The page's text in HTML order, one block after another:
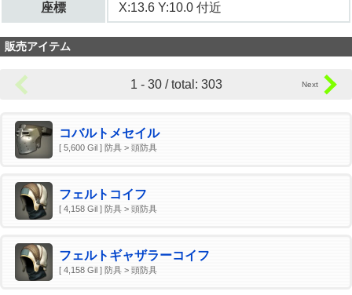
座標 X:13.6 Y:10.0 付近
販売アイテム
1 - 30 / total: 303
コバルトメセイル
[ 5,600 Gil ] 防具 > 頭防具
フェルトコイフ
[ 4,158 Gil ] 防具 > 頭防具
フェルトギャザラーコイフ
[ 4,158 Gil ] 防具 > 頭防具